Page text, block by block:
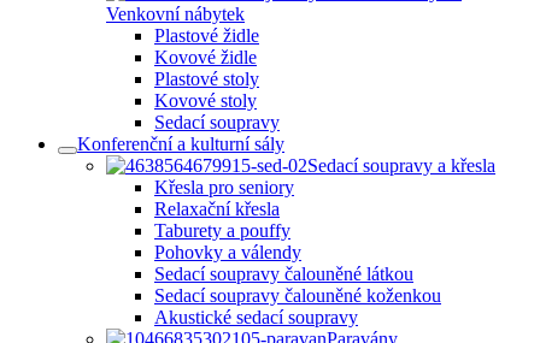
Venkovní nábytek
Plastové židle
Kovové židle
Plastové stoly
Kovové stoly
Sedací soupravy
Konferenční a kulturní sály
Sedací soupravy a křesla
Křesla pro seniory
Relaxační křesla
Taburety a pouffy
Pohovky a válendy
Sedací soupravy čalouněné látkou
Sedací soupravy čalouněné koženkou
Akustické sedací soupravy
Paravány